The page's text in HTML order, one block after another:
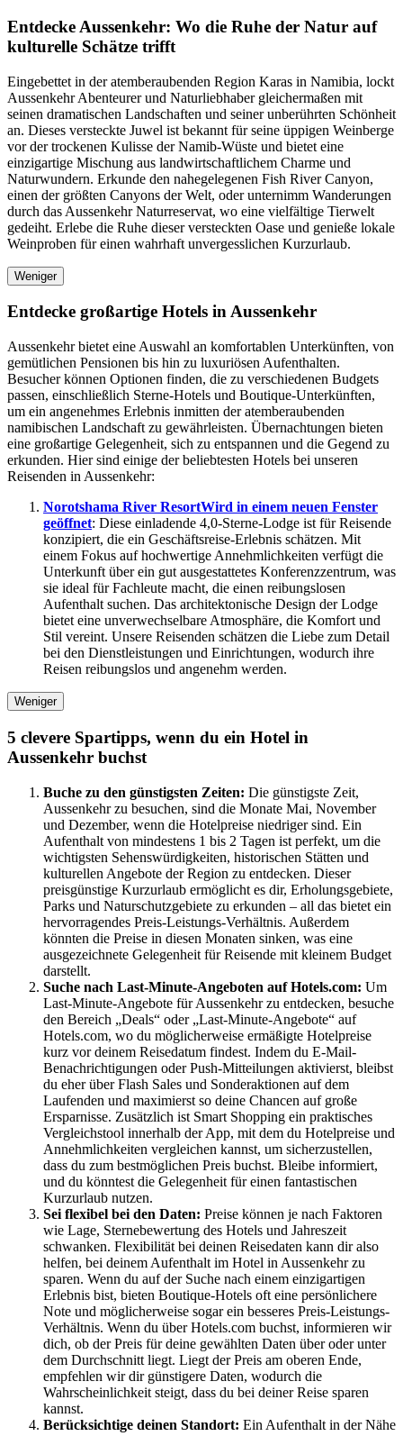
Entdecke Aussenkehr: Wo die Ruhe der Natur auf
kulturelle Schätze trifft
Eingebettet in der atemberaubenden Region Karas in Namibia, lockt
Aussenkehr Abenteurer und Naturliebhaber gleichermaßen mit
seinen dramatischen Landschaften und seiner unberührten Schönheit
an. Dieses versteckte Juwel ist bekannt für seine üppigen Weinberge
vor der trockenen Kulisse der Namib-Wüste und bietet eine
einzigartige Mischung aus landwirtschaftlichem Charme und
Naturwundern. Erkunde den nahegelegenen Fish River Canyon,
einen der größten Canyons der Welt, oder unternimm Wanderungen
durch das Aussenkehr Naturreservat, wo eine vielfältige Tierwelt
gedeiht. Erlebe die Ruhe dieser versteckten Oase und genieße lokale
Weinproben für einen wahrhaft unvergesslichen Kurzurlaub.
Weniger
Entdecke großartige Hotels in Aussenkehr
Aussenkehr bietet eine Auswahl an komfortablen Unterkünften, von
gemütlichen Pensionen bis hin zu luxuriösen Aufenthalten.
Besucher können Optionen finden, die zu verschiedenen Budgets
passen, einschließlich Sterne-Hotels und Boutique-Unterkünften,
um ein angenehmes Erlebnis inmitten der atemberaubenden
namibischen Landschaft zu gewährleisten. Übernachtungen bieten
eine großartige Gelegenheit, sich zu entspannen und die Gegend zu
erkunden. Hier sind einige der beliebtesten Hotels bei unseren
Reisenden in Aussenkehr:
Norotshama River ResortWird in einem neuen Fenster
geöffnet: Diese einladende 4,0-Sterne-Lodge ist für Reisende
konzipiert, die ein Geschäftsreise-Erlebnis schätzen. Mit
einem Fokus auf hochwertige Annehmlichkeiten verfügt die
Unterkunft über ein gut ausgestattetes Konferenzzentrum, was
sie ideal für Fachleute macht, die einen reibungslosen
Aufenthalt suchen. Das architektonische Design der Lodge
bietet eine unverwechselbare Atmosphäre, die Komfort und
Stil vereint. Unsere Reisenden schätzen die Liebe zum Detail
bei den Dienstleistungen und Einrichtungen, wodurch ihre
Reisen reibungslos und angenehm werden.
Weniger
5 clevere Spartipps, wenn du ein Hotel in
Aussenkehr buchst
Buche zu den günstigsten Zeiten: Die günstigste Zeit,
Aussenkehr zu besuchen, sind die Monate Mai, November
und Dezember, wenn die Hotelpreise niedriger sind. Ein
Aufenthalt von mindestens 1 bis 2 Tagen ist perfekt, um die
wichtigsten Sehenswürdigkeiten, historischen Stätten und
kulturellen Angebote der Region zu entdecken. Dieser
preisgünstige Kurzurlaub ermöglicht es dir, Erholungsgebiete,
Parks und Naturschutzgebiete zu erkunden – all das bietet ein
hervorragendes Preis-Leistungs-Verhältnis. Außerdem
könnten die Preise in diesen Monaten sinken, was eine
ausgezeichnete Gelegenheit für Reisende mit kleinem Budget
darstellt.
Suche nach Last-Minute-Angeboten auf Hotels.com: Um
Last-Minute-Angebote für Aussenkehr zu entdecken, besuche
den Bereich „Deals“ oder „Last-Minute-Angebote“ auf
Hotels.com, wo du möglicherweise ermäßigte Hotelpreise
kurz vor deinem Reisedatum findest. Indem du E-Mail-
Benachrichtigungen oder Push-Mitteilungen aktivierst, bleibst
du eher über Flash Sales und Sonderaktionen auf dem
Laufenden und maximierst so deine Chancen auf große
Ersparnisse. Zusätzlich ist Smart Shopping ein praktisches
Vergleichstool innerhalb der App, mit dem du Hotelpreise und
Annehmlichkeiten vergleichen kannst, um sicherzustellen,
dass du zum bestmöglichen Preis buchst. Bleibe informiert,
und du könntest die Gelegenheit für einen fantastischen
Kurzurlaub nutzen.
Sei flexibel bei den Daten: Preise können je nach Faktoren
wie Lage, Sternebewertung des Hotels und Jahreszeit
schwanken. Flexibilität bei deinen Reisedaten kann dir also
helfen, bei deinem Aufenthalt im Hotel in Aussenkehr zu
sparen. Wenn du auf der Suche nach einem einzigartigen
Erlebnis bist, bieten Boutique-Hotels oft eine persönlichere
Note und möglicherweise sogar ein besseres Preis-Leistungs-
Verhältnis. Wenn du über Hotels.com buchst, informieren wir
dich, ob der Preis für deine gewählten Daten über oder unter
dem Durchschnitt liegt. Liegt der Preis am oberen Ende,
empfehlen wir dir günstigere Daten, wodurch die
Wahrscheinlichkeit steigt, dass du bei deiner Reise sparen
kannst.
Berücksichtige deinen Standort: Ein Aufenthalt in der Nähe